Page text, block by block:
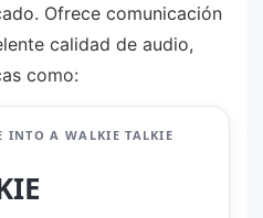
Ofrece comunicación
calidad de audio,
como:
INTO A WALKIE TALKIE